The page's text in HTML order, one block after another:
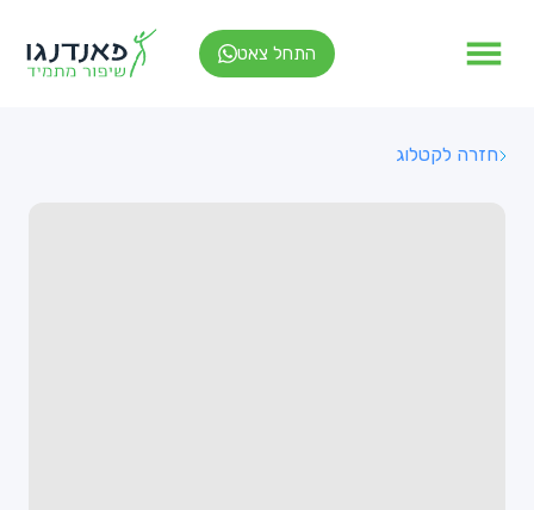
התחל צאט
חזרה לקטלוג